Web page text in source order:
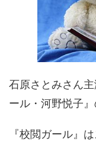
石原さとみさん
ール・河野悦子
『校閲ガール』